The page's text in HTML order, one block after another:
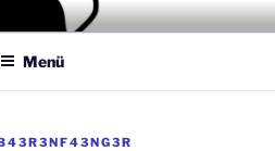
1934 eV
Menü